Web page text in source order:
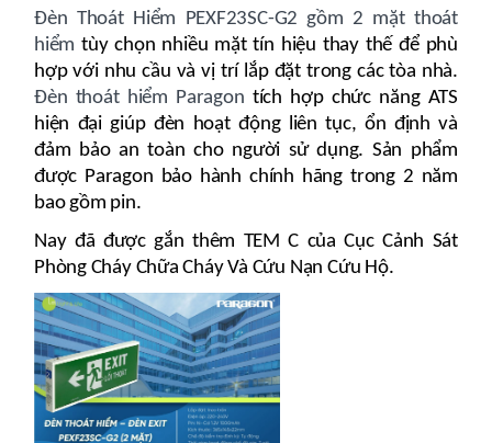
Đèn Thoát Hiểm PEXF23SC-G2 gồm 2 mặt thoát
hiểm tùy chọn nhiều mặt tín hiệu thay thế để phù
hợp với nhu cầu và vị trí lắp đặt trong các tòa nhà.
Đèn thoát hiểm Paragon tích hợp chức năng ATS
hiện đại giúp đèn hoạt động liên tục, ổn định và
đảm bảo an toàn cho người sử dụng. Sản phẩm
được Paragon bảo hành chính hãng trong 2 năm
bao gồm pin.
Nay đã được gắn thêm TEM C của Cục Cảnh Sát
Phòng Cháy Chữa Cháy Và Cứu Nạn Cứu Hộ.